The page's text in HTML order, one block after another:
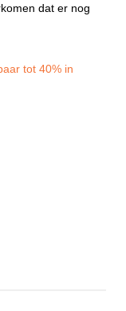
dat er nog
tot 40% in